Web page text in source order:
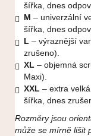
šířka, dnes
M – univerzální
šířka, dnes
L – výraznější
zrušeno).
XL – objemná
Maxi).
XXL – extra
šířka, dnes
Rozměry jsou
může se mírně lišit